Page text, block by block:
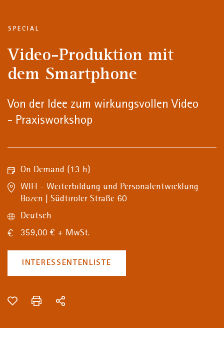
SPECIAL
Video-Produktion mit
dem Smartphone
Von der Idee zum wirkungsvollen Video
- Praxisworkshop
On Demand (13 h)
WIFI - Weiterbildung und Personalentwicklung
Bozen | Südtiroler Straße 60
Deutsch
359,00 € + MwSt.
INTERESSENTENLISTE